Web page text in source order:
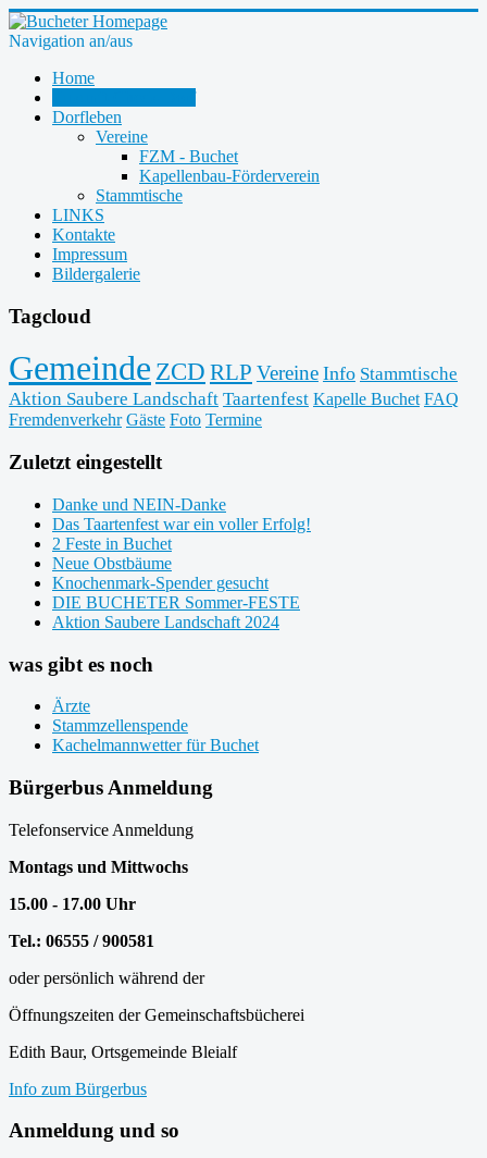
Navigation an/aus
Home
Dorfleben
Vereine
FZM - Buchet
Kapellenbau-Förderverein
Stammtische
LINKS
Kontakte
Impressum
Bildergalerie
Tagcloud
Gemeinde ZCD RLP Vereine Info Stammtische
Aktion Saubere Landschaft Taartenfest Kapelle Buchet FAQ
Fremdenverkehr Gäste Foto Termine
Zuletzt eingestellt
Danke und NEIN-Danke
Das Taartenfest war ein voller Erfolg!
2 Feste in Buchet
Neue Obstbäume
Knochenmark-Spender gesucht
DIE BUCHETER Sommer-FESTE
Aktion Saubere Landschaft 2024
was gibt es noch
Ärzte
Stammzellenspende
Kachelmannwetter für Buchet
Bürgerbus Anmeldung
Telefonservice Anmeldung
Montags und Mittwochs
15.00 - 17.00 Uhr
Tel.: 06555 / 900581
oder persönlich während der
Öffnungszeiten der Gemeinschaftsbücherei
Edith Baur, Ortsgemeinde Bleialf
Info zum Bürgerbus
Anmeldung und so